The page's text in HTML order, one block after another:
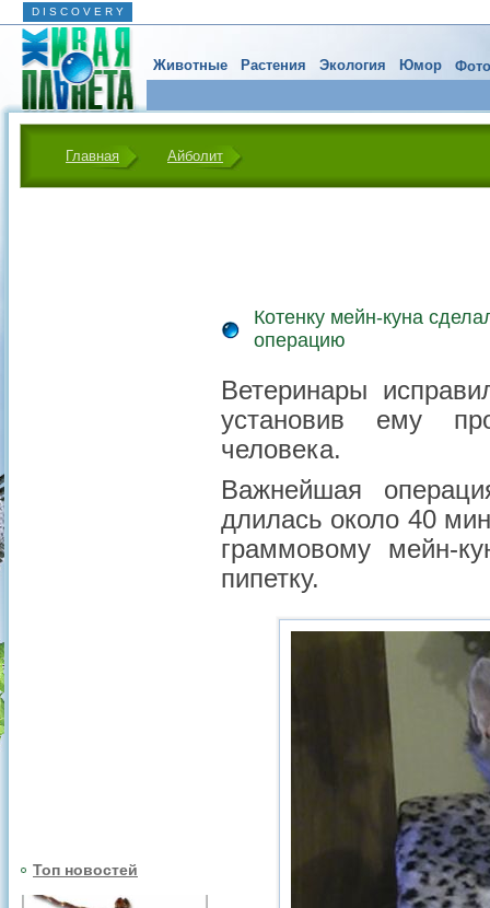
D I S C O V E R Y
Животные Растения Экология Юмор
Главная Айболит
Топ новостей
Котенку мейн-куна
операцию
Ветеринары
установив ему
человека.
Важнейшая
длилась около 40
граммовому мейн-
пипетку.